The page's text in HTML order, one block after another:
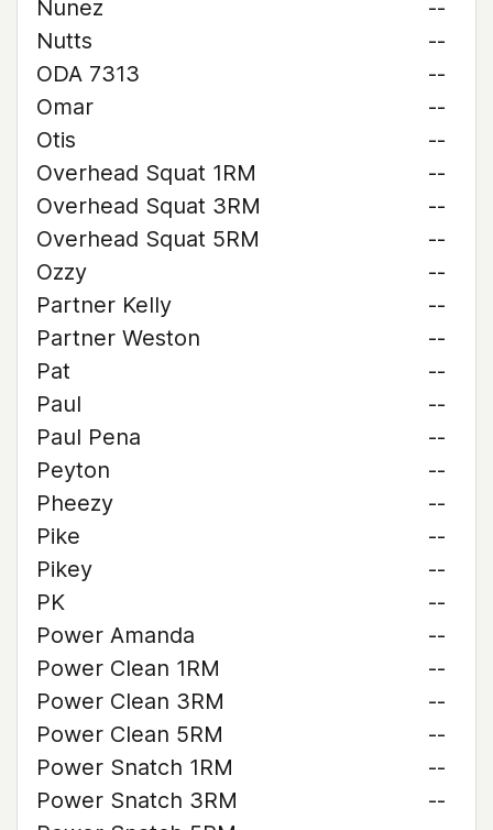
Nunez
--
Nutts
--
ODA 7313
--
Omar
--
Otis
--
Overhead Squat 1RM
--
Overhead Squat 3RM
--
Overhead Squat 5RM
--
Ozzy
--
Partner Kelly
--
Partner Weston
--
Pat
--
Paul
--
Paul Pena
--
Peyton
--
Pheezy
--
Pike
--
Pikey
--
PK
--
Power Amanda
--
Power Clean 1RM
--
Power Clean 3RM
--
Power Clean 5RM
--
Power Snatch 1RM
--
Power Snatch 3RM
--